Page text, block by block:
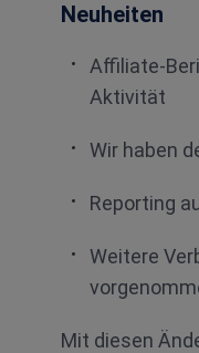
Neuheiten
Affiliate-
Aktivität
Wir haben
Reporting
Weitere
Mit diesen